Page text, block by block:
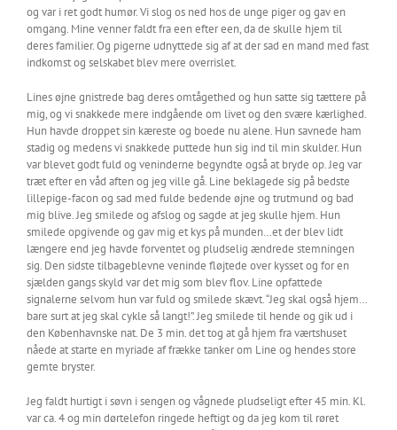
og var i ret godt humør. Vi slog os ned hos de unge piger og gav en
omgang. Mine venner faldt fra een efter een, da de skulle hjem til
deres familier. Og pigerne udnyttede sig af at der sad en mand med fast
indkomst og selskabet blev mere overrislet.
Lines øjne gnistrede bag deres omtågethed og hun satte sig tættere på
mig, og vi snakkede mere indgående om livet og den svære kærlighed.
Hun havde droppet sin kæreste og boede nu alene. Hun savnede ham
stadig og medens vi snakkede puttede hun sig ind til min skulder. Hun
var blevet godt fuld og veninderne begyndte også at bryde op. Jeg var
træt efter en våd aften og jeg ville gå. Line beklagede sig på bedste
lillepige-facon og sad med fulde bedende øjne og trutmund og bad
mig blive. Jeg smilede og afslog og sagde at jeg skulle hjem. Hun
smilede opgivende og gav mig et kys på munden…et der blev lidt
længere end jeg havde forventet og pludselig ændrede stemningen
sig. Den sidste tilbageblevne veninde fløjtede over kysset og for en
sjælden gangs skyld var det mig som blev flov. Line opfattede
signalerne selvom hun var fuld og smilede skævt. “Jeg skal også hjem…
bare surt at jeg skal cykle så langt!”. Jeg smilede til hende og gik ud i
den Københavnske nat. De 3 min. det tog at gå hjem fra værtshuset
nåede at starte en myriade af frække tanker om Line og hendes store
gemte bryster.
Jeg faldt hurtigt i søvn i sengen og vågnede pludseligt efter 45 min. Kl.
var ca. 4 og min dørtelefon ringede heftigt og da jeg kom til røret